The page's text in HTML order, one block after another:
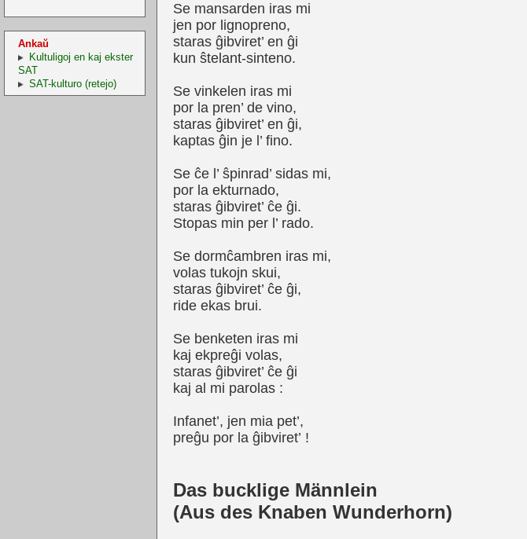
Ankaŭ
Kultuligoj en kaj ekster
SAT
SAT-kulturo (retejo)
Se mansarden iras mi
jen por lignopreno,
staras ĝibviret’ en ĝi
kun ŝtelant-sinteno.
Se vinkelen iras mi
por la pren’ de vino,
staras ĝibviret’ en ĝi,
kaptas ĝin je l’ fino.
Se ĉe l’ ŝpinrad’ sidas mi,
por la ekturnado,
staras ĝibviret’ ĉe ĝi.
Stopas min per l’ rado.
Se dormĉambren iras mi,
volas tukojn skui,
staras ĝibviret’ ĉe ĝi,
ride ekas brui.
Se benketen iras mi
kaj ekpreĝi volas,
staras ĝibviret’ ĉe ĝi
kaj al mi parolas :
Infanet’, jen mia pet’,
preĝu por la ĝibviret’ !
Das bucklige Männlein
(Aus des Knaben Wunderhorn)